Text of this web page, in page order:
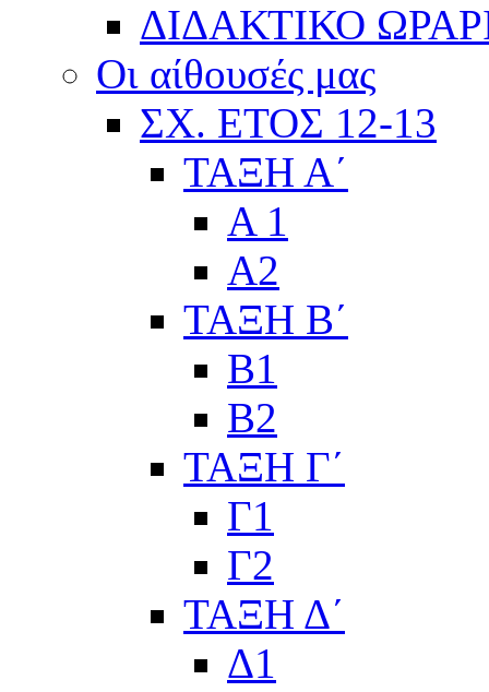
ΔΙΔΑΚΤΙΚΟ
Οι αίθουσές μας
ΣΧ. ΕΤΟΣ 12-13
ΤΑΞΗ Α΄
Α 1
Α2
ΤΑΞΗ Β΄
Β1
Β2
ΤΑΞΗ Γ΄
Γ1
Γ2
ΤΑΞΗ Δ΄
Δ1